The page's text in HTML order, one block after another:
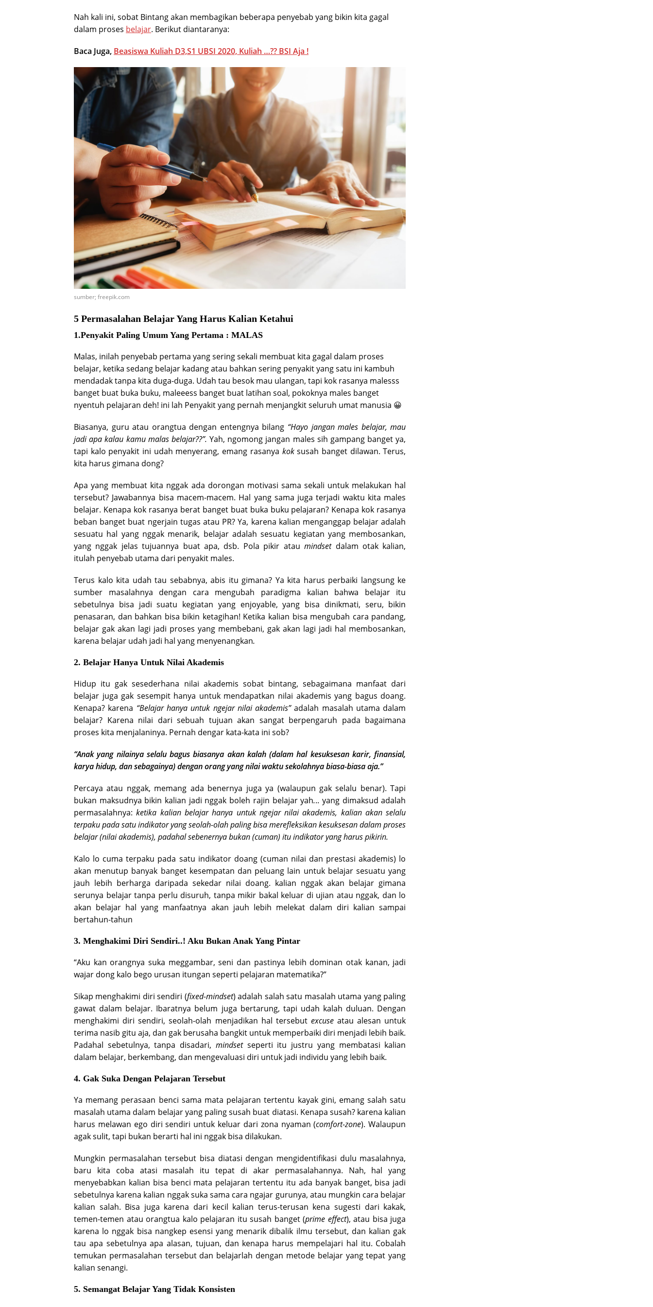
Nah kali ini, sobat Bintang akan membagikan beberapa penyebab yang bikin kita gagal
dalam proses belajar. Berikut diantaranya:
Baca Juga, Beasiswa Kuliah D3,S1 UBSI 2020, Kuliah …?? BSI Aja !
sumber; freepik.com
5 Permasalahan Belajar Yang Harus Kalian Ketahui
1.Penyakit Paling Umum Yang Pertama : MALAS
Malas, inilah penyebab pertama yang sering sekali membuat kita gagal dalam proses
belajar, ketika sedang belajar kadang atau bahkan sering penyakit yang satu ini kambuh
mendadak tanpa kita duga-duga. Udah tau besok mau ulangan, tapi kok rasanya malesss
banget buat buka buku, maleeess banget buat latihan soal, pokoknya males banget
nyentuh pelajaran deh! ini lah Penyakit yang pernah menjangkit seluruh umat manusia 😀
Biasanya, guru atau orangtua dengan entengnya bilang “Hayo jangan males belajar, mau
jadi apa kalau kamu malas belajar??”.Yah, ngomong jangan males sih gampang banget ya,
tapi kalo penyakit ini udah menyerang, emang rasanya koksusah banget dilawan. Terus,
kita harus gimana dong?
Apa yang membuat kita nggak ada dorongan motivasi sama sekali untuk melakukan hal
tersebut? Jawabannya bisa macem-macem. Hal yang sama juga terjadi waktu kita males
belajar. Kenapa kok rasanya berat banget buat buka buku pelajaran? Kenapa kok rasanya
beban banget buat ngerjain tugas atau PR? Ya, karena kalian menganggap belajar adalah
sesuatu hal yang nggak menarik, belajar adalah sesuatu kegiatan yang membosankan,
yang nggak jelas tujuannya buat apa, dsb. Pola pikir ataumindset dalam otak kalian,
itulah penyebab utama dari penyakit males.
Terus kalo kita udah tau sebabnya, abis itu gimana? Ya kita harus perbaiki langsung ke
sumber masalahnya dengan cara mengubah paradigma kalian bahwa belajar itu
sebetulnya bisa jadi suatu kegiatan yang enjoyable, yang bisa dinikmati, seru, bikin
penasaran, dan bahkan bisa bikin ketagihan! Ketika kalian bisa mengubah cara pandang,
belajar gak akan lagi jadi proses yang membebani, gak akan lagi jadi hal membosankan,
karena belajar udah jadi hal yang menyenangkan.
2. Belajar Hanya Untuk Nilai Akademis
Hidup itu gak sesederhana nilai akademis sobat bintang, sebagaimana manfaat dari
belajar juga gak sesempit hanya untuk mendapatkan nilai akademis yang bagus doang.
Kenapa? karena “Belajar hanya untuk ngejar nilai akademis”adalah masalah utama dalam
belajar? Karena nilai dari sebuah tujuan akan sangat berpengaruh pada bagaimana
proses kita menjalaninya. Pernah dengar kata-kata ini sob?
“Anak yang nilainya selalu bagus biasanya akan kalah (dalam hal kesuksesan karir, finansial,
karya hidup, dan sebagainya) dengan orang yang nilai waktu sekolahnya biasa-biasa aja.”
Percaya atau nggak, memang ada benernya juga ya (walaupun gak selalu benar). Tapi
bukan maksudnya bikin kalian jadi nggak boleh rajin belajar yah... yang dimaksud adalah
permasalahnya:ketika kalian belajar hanya untuk ngejar nilai akademis, kalian akan selalu
terpaku pada satu indikator yang seolah-olah paling bisa merefleksikan kesuksesan dalam proses
belajar (nilai akademis), padahal sebenernya bukan (cuman) itu indikator yang harus pikirin.
Kalo lo cuma terpaku pada satu indikator doang (cuman nilai dan prestasi akademis) lo
akan menutup banyak banget kesempatan dan peluang lain untuk belajar sesuatu yang
jauh lebih berharga daripada sekedar nilai doang. kalian nggak akan belajar gimana
serunya belajar tanpa perlu disuruh, tanpa mikir bakal keluar di ujian atau nggak, dan lo
akan belajar hal yang manfaatnya akan jauh lebih melekat dalam diri kalian sampai
bertahun-tahun
3. Menghakimi Diri Sendiri..! Aku Bukan Anak Yang Pintar
“Aku kan orangnya suka meggambar, seni dan pastinya lebih dominan otak kanan, jadi
wajar dong kalo bego urusan itungan seperti pelajaran matematika?”
Sikap menghakimi diri sendiri (fixed-mindset) adalah salah satu masalah utama yang paling
gawat dalam belajar. Ibaratnya belum juga bertarung, tapi udah kalah duluan. Dengan
menghakimi diri sendiri, seolah-olah menjadikan hal tersebut excuseatau alesan untuk
terima nasib gitu aja, dan gak berusaha bangkit untuk memperbaiki diri menjadi lebih baik.
Padahal sebetulnya, tanpa disadari, mindsetseperti itu justru yang membatasi kalian
dalam belajar, berkembang, dan mengevaluasi diri untuk jadi individu yang lebih baik.
4. Gak Suka Dengan Pelajaran Tersebut
Ya memang perasaan benci sama mata pelajaran tertentu kayak gini, emang salah satu
masalah utama dalam belajar yang paling susah buat diatasi. Kenapa susah? karena kalian
harus melawan ego diri sendiri untuk keluar dari zona nyaman (comfort-zone). Walaupun
agak sulit, tapi bukan berarti hal ini nggak bisa dilakukan.
Mungkin permasalahan tersebut bisa diatasi dengan mengidentifikasi dulu masalahnya,
baru kita coba atasi masalah itu tepat di akar permasalahannya. Nah, hal yang
menyebabkan kalian bisa benci mata pelajaran tertentu itu ada banyak banget, bisa jadi
sebetulnya karena kalian nggak suka sama cara ngajar gurunya, atau mungkin cara belajar
kalian salah. Bisa juga karena dari kecil kalian terus-terusan kena sugesti dari kakak,
temen-temen atau orangtua kalo pelajaran itu susah banget (prime effect), atau bisa juga
karena lo nggak bisa nangkep esensi yang menarik dibalik ilmu tersebut, dan kalian gak
tau apa sebetulnya apa alasan, tujuan, dan kenapa harus mempelajari hal itu. Cobalah
temukan permasalahan tersebut dan belajarlah dengan metode belajar yang tepat yang
kalian senangi.
5. Semangat Belajar Yang Tidak Konsisten